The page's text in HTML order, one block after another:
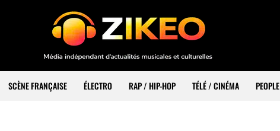
SCÈNE FRANÇAISE ÉLECTRO RAP / HIP-HOP TÉLÉ / CINÉMA PEOPLE